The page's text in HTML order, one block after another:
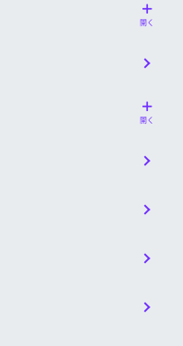
ります。
い場合があります。
お時間がかかりま
を持ったお申し込み
属する月の割引をも
、その他の理由によ
特典は付与されませ
がおトクキャンペーン
開く
開く